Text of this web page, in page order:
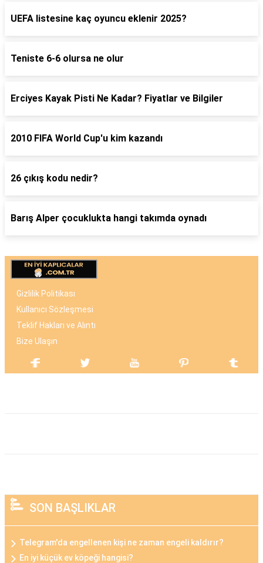
UEFA listesine kaç oyuncu eklenir 2025?
Teniste 6-6 olursa ne olur
Erciyes Kayak Pisti Ne Kadar? Fiyatlar ve Bilgiler
2010 FIFA World Cup'u kim kazandı
26 çıkış kodu nedir?
Barış Alper çocuklukta hangi takımda oynadı
Gizlilik Politikası
Kullanıcı Sözleşmesi
Teklif Hakları ve Alıntı
Bize Ulaşın
SON BAŞLIKLAR
Telegram'da engellenen kişi ne zaman engeli kaldırır?
En iyi küçük ev köpeği hangisi?